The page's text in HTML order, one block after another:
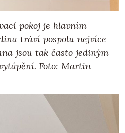
pokoj je hlavním
tráví pospolu nejvíce
jsou tak často jediným
Foto: Martin